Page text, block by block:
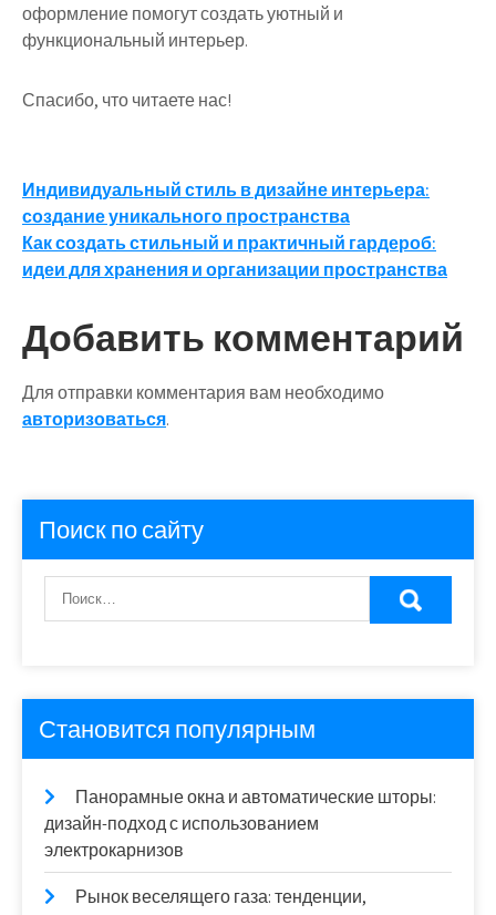
оформление помогут создать уютный и
функциональный интерьер.
Спасибо, что читаете нас!
Навигация
по
записям
Индивидуальный стиль в дизайне интерьера:
создание уникального пространства
Как создать стильный и практичный гардероб:
идеи для хранения и организации пространства
Добавить комментарий
Для отправки комментария вам необходимо
авторизоваться.
Поиск по сайту
Становится популярным
Панорамные окна и автоматические шторы:
дизайн-подход с использованием
электрокарнизов
Рынок веселящего газа: тенденции,